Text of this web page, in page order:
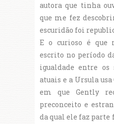
autora que tinha
que me fez
escuridão foi
E o curioso é que
escrito no período
igualdade entre
atuais e a Ursula
em que Gently
preconceito e
da qual ele faz